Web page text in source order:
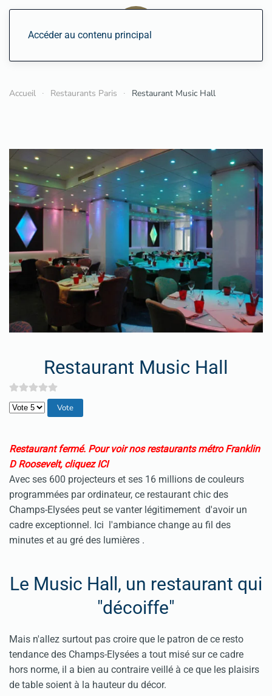
Accéder au contenu principal
Accueil Restaurants Paris Restaurant Music Hall
Restaurant Music Hall
Veuillez voter
Restaurant fermé. Pour voir nos restaurants métro Franklin
D Roosevelt, cliquez ICI
Avec ses 600 projecteurs et ses 16 millions de couleurs
programmées par ordinateur, ce restaurant chic des
Champs-Elysées peut se vanter légitimement d'avoir un
cadre exceptionnel. Ici l'ambiance change au fil des
minutes et au gré des lumières .
Le Music Hall, un restaurant qui
"décoiffe"
Mais n'allez surtout pas croire que le patron de ce resto
tendance des Champs-Elysées a tout misé sur ce cadre
hors norme, il a bien au contraire veillé à ce que les plaisirs
de table soient à la hauteur du décor.